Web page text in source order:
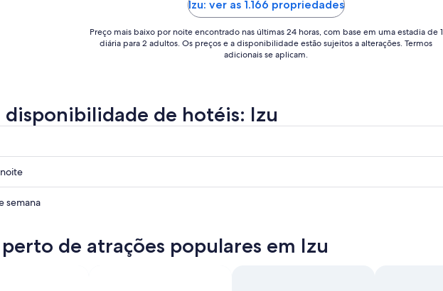
de
set..
a
2
de
Izu: ver as 1.166 propriedades
Preço mais baixo por noite encontrado nas últimas 24 horas, com base em uma estadia de 1
diária para 2 adultos. Os preços e a disponibilidade estão sujeitos a alterações. Termos
adicionais se aplicam.
disponibilidade de hotéis: Izu
semana
de atrações populares em Izu